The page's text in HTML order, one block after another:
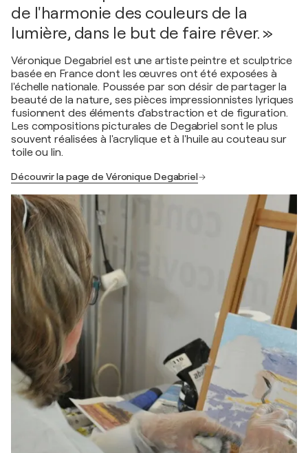
de l'harmonie des couleurs de la
lumière, dans le but de faire rêver. »
Véronique Degabriel est une artiste peintre et sculptrice
basée en France dont les œuvres ont été exposées à
l'échelle nationale. Poussée par son désir de partager la
beauté de la nature, ses pièces impressionnistes lyriques
fusionnent des éléments d'abstraction et de figuration.
Les compositions picturales de Degabriel sont le plus
souvent réalisées à l'acrylique et à l'huile au couteau sur
toile ou lin.
Découvrir la page de Véronique Degabriel